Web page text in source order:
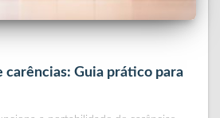
carências: Guia prático para